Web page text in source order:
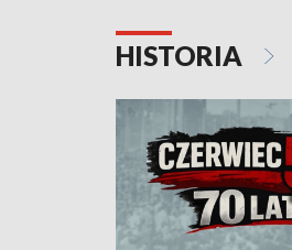
HISTORIA